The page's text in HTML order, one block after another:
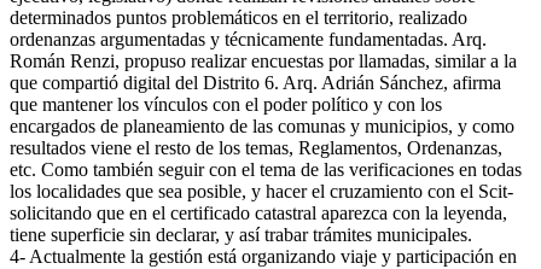
determinados puntos problemáticos en el territorio, realizado
ordenanzas argumentadas y técnicamente fundamentadas. Arq.
Román Renzi, propuso realizar encuestas por llamadas, similar a la
que compartió digital del Distrito 6. Arq. Adrián Sánchez, afirma
que mantener los vínculos con el poder político y con los
encargados de planeamiento de las comunas y municipios, y como
resultados viene el resto de los temas, Reglamentos, Ordenanzas,
etc. Como también seguir con el tema de las verificaciones en todas
los localidades que sea posible, y hacer el cruzamiento con el Scit-
solicitando que en el certificado catastral aparezca con la leyenda,
tiene superficie sin declarar, y así trabar trámites municipales.
4- Actualmente la gestión está organizando viaje y participación en